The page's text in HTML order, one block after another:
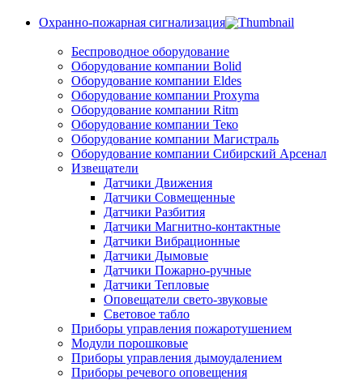
Охранно-пожарная сигнализация
Беспроводное оборудование
Оборудование компании Bolid
Оборудование компании Eldes
Оборудование компании Proxyma
Оборудование компании Ritm
Оборудование компании Теко
Оборудование компании Магистраль
Оборудование компании Сибирский Арсенал
Извещатели
Датчики Движения
Датчики Совмещенные
Датчики Разбития
Датчики Магнитно-контактные
Датчики Вибрационные
Датчики Дымовые
Датчики Пожарно-ручные
Датчики Тепловые
Оповещатели свето-звуковые
Световое табло
Приборы управления пожаротушением
Модули порошковые
Приборы управления дымоудалением
Приборы речевого оповещения